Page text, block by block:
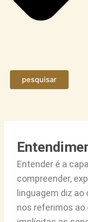
pesquisar
Entender é a
compreender,
linguagem diz
nos referimos